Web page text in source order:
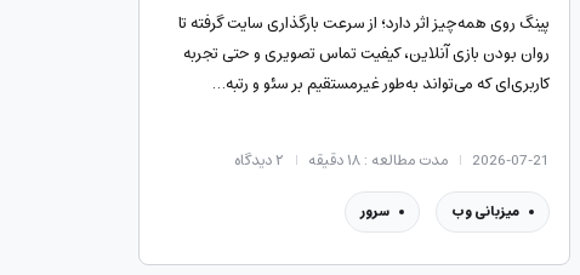
پینگ روی همه‌چیز اثر دارد؛ از سرعت بارگذاری سایت گرفته تا
روان بودن بازی آنلاین، کیفیت تماس تصویری و حتی تجربه
کاربری‌ای که می‌تواند به‌طور غیرمستقیم بر سئو و رتبه…
2026-07-21 مدت مطالعه : ۱۸ دقیقه ۲دیدگاه
میزبانی وب سرور